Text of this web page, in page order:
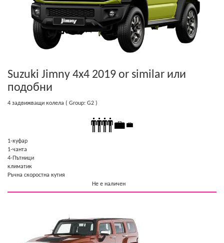
Suzuki Jimny 4x4 2019 or similar или
подобни
4 задвижващи колела ( Group: G2 )
1-куфар
1-чанта
4-Пътници
климатик
Ръчна скоростна кутия
Не е наличен